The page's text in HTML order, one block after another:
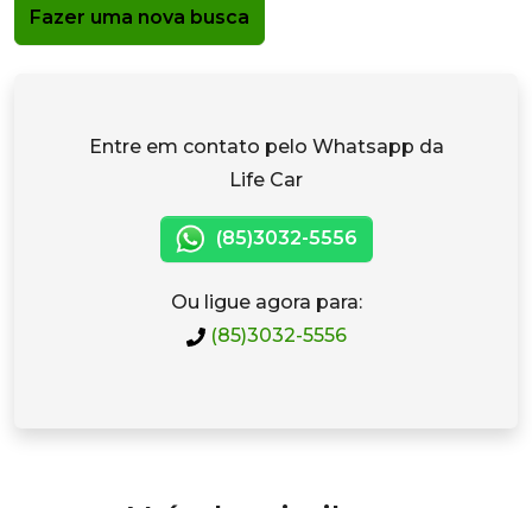
Fazer uma nova busca
Entre em contato pelo Whatsapp da
Life Car
(85)3032-5556
Ou ligue agora para:
(85)3032-5556